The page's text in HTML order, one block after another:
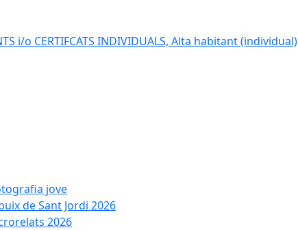
i/o CERTIFCATS INDIVIDUALS, Alta habitant (individual)
jove
de Sant Jordi 2026
2026